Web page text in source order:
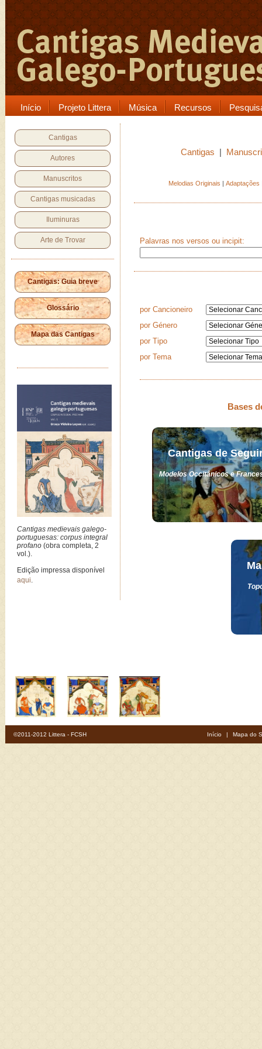
Início Projeto Littera Música Recursos
Cantigas
Autores
Manuscritos
Cantigas musicadas
Iluminuras
Arte de Trovar
Cantigas: Guia breve
Glossário
Mapa das Cantigas
Cantigas medievais galego-
portuguesas: corpus integral
profano (obra completa, 2
vol.).
Edição impressa disponível
aqui.
Cantigas |
Melodias Originais | Adaptações
Palavras nos versos ou incipit:
por Cancioneiro
por Género
por Tipo
por Tema
Bases
Cantigas de
Modelos Occitânicos e
©2011-2012 Littera - FCSH Início | Mapa do